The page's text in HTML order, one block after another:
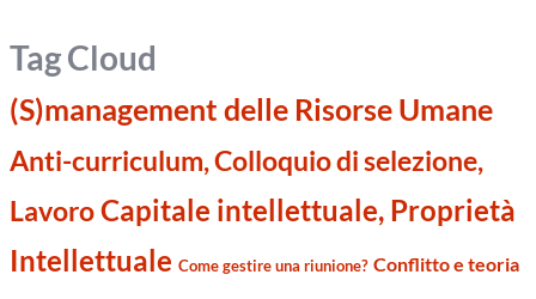
Tag Cloud
(S)management delle Risorse Umane
Anti-curriculum, Colloquio di selezione,
LavoroCapitale intellettuale, Proprietà
Intellettuale Come gestire una riunione? Conflitto e teoria